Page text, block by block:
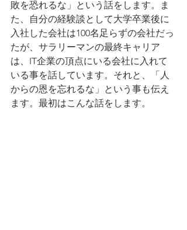
敗を恐れるな」という話をします。ま
た、自分の経験談として大学卒業後に
入社した会社は100名足らずの会社だっ
たが、サラリーマンの最終キャリア
は、IT企業の頂点にいる会社に入れて
いる事を話しています。それと、「人
からの恩を忘れるな」という事も伝え
ます。最初はこんな話をします。